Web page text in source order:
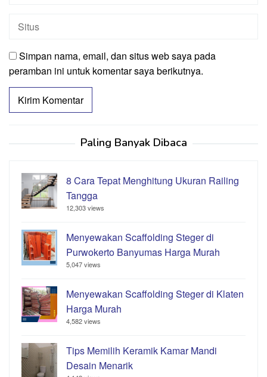
Simpan nama, email, dan situs web saya pada
peramban ini untuk komentar saya berikutnya.
Paling Banyak Dibaca
8 Cara Tepat Menghitung Ukuran Railing
Tangga
12,303 views
Menyewakan Scaffolding Steger di
Purwokerto Banyumas Harga Murah
5,047 views
Menyewakan Scaffolding Steger di Klaten
Harga Murah
4,582 views
Tips Memilih Keramik Kamar Mandi
Desain Menarik